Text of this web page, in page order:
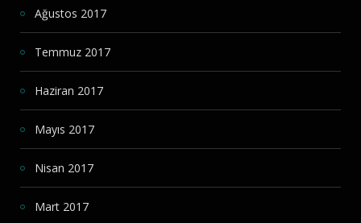
Ağustos 2017
Temmuz 2017
Haziran 2017
Mayıs 2017
Nisan 2017
Mart 2017